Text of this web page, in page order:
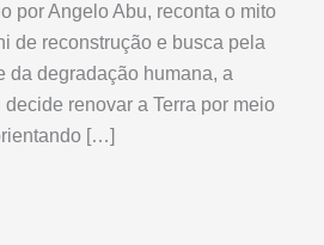
por Angelo Abu, reconta o mito
de reconstrução e busca pela
da degradação humana, a
renovar a Terra por meio
[…]